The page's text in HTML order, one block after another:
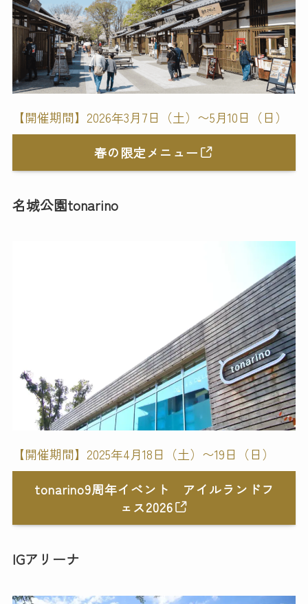
【開催期間】2026年3月7日（土）〜5月10日（日）
春の限定メニュー
名城公園tonarino
【開催期間】2025年4月18日（土）〜19日（日）
tonarino9周年イベント アイルランドフ
ェス2026
IGアリーナ